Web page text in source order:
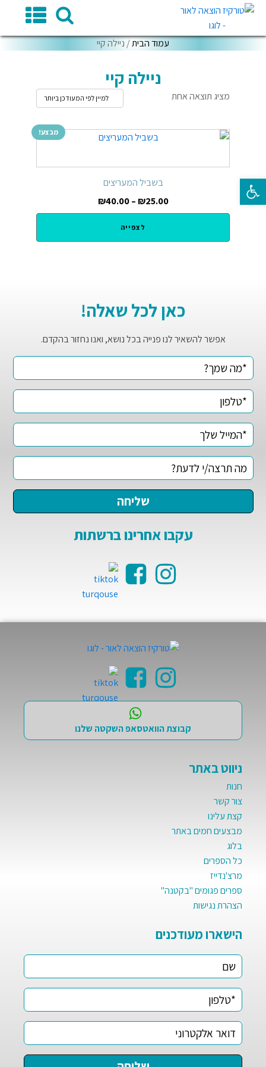
עמוד הבית/ ניילה קיי
ניילה קיי
מציג תוצאה אחת
מבצע!
בשביל המעריצים
₪25.00
–
₪40.00
לצפייה
כאן לכל שאלה!
אפשר להשאיר לנו פנייה בכל נושא, ואנו נחזור בהקדם.
עקבו אחרינו ברשתות
קבוצת הוואטסאפ השקטה שלנו
ניווט באתר
חנות
צור קשר
קצת עלינו
מבצעים חמים באתר
בלוג
כל הספרים
מרצ'נדייז
ספרים פגומים "בקטנה"
הצהרת נגישות
הישארו מעודכנים
פתח סרגל נגישות